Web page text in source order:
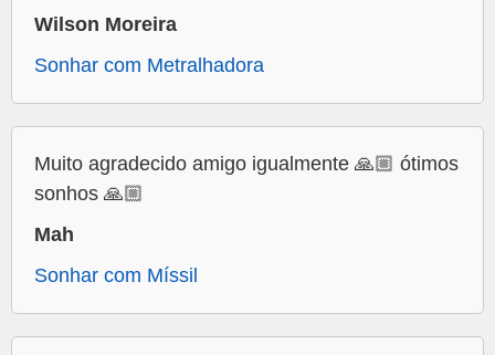
Wilson Moreira
Sonhar com Metralhadora
Muito agradecido amigo igualmente 🙏🏼 ótimos
sonhos 🙏🏼
Mah
Sonhar com Míssil